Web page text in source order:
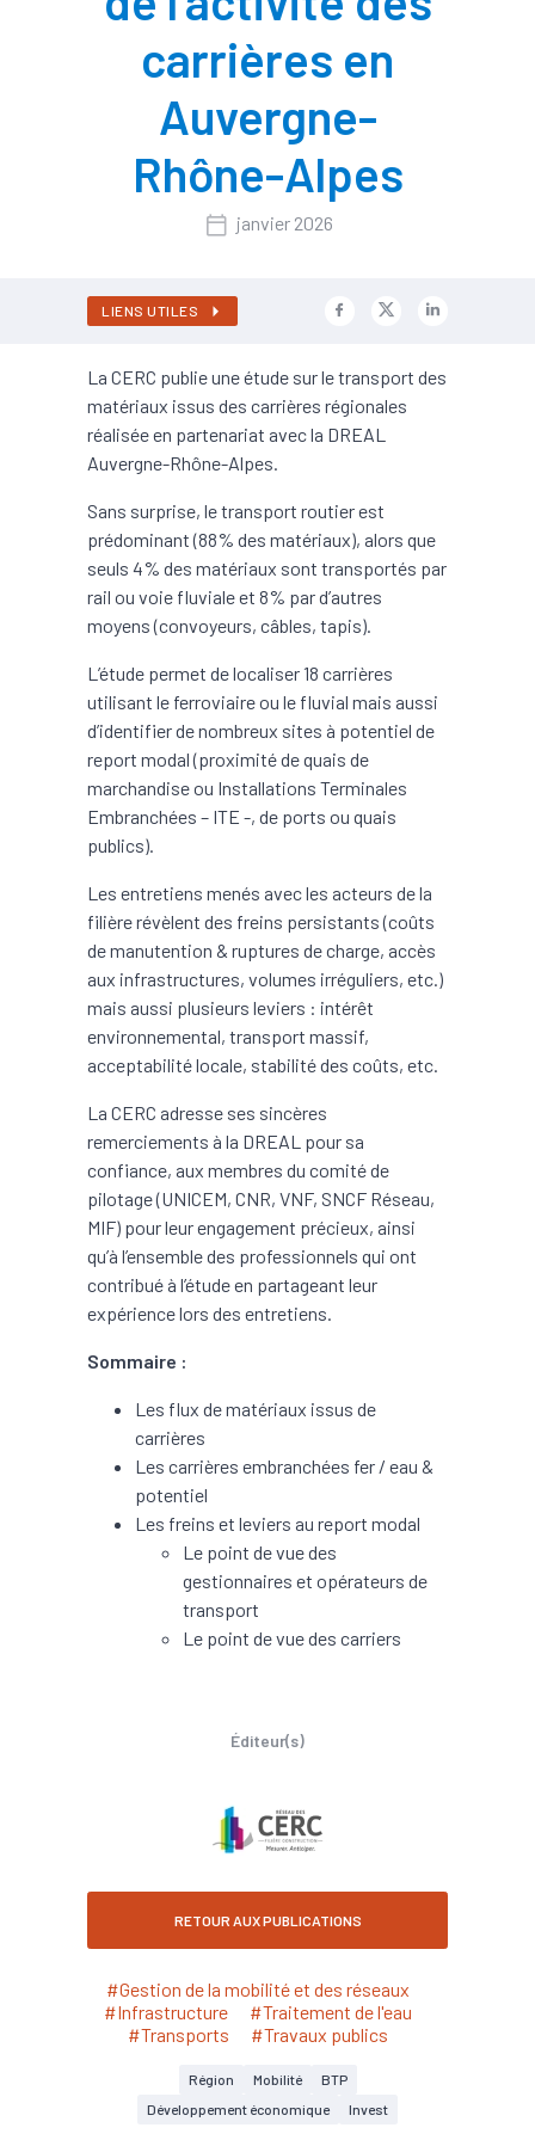
carrières en
Auvergne-
Rhône-Alpes
janvier 2026
LIENS UTILES
La CERC publie une étude sur le transport des
matériaux issus des carrières régionales
réalisée en partenariat avec la DREAL
Auvergne-Rhône-Alpes.
Sans surprise, le transport routier est
prédominant (88% des matériaux), alors que
seuls 4% des matériaux sont transportés par
rail ou voie fluviale et 8% par d’autres
moyens (convoyeurs, câbles, tapis).
L’étude permet de localiser 18 carrières
utilisant le ferroviaire ou le fluvial mais aussi
d’identifier de nombreux sites à potentiel de
report modal (proximité de quais de
marchandise ou Installations Terminales
Embranchées – ITE -, de ports ou quais
publics).
Les entretiens menés avec les acteurs de la
filière révèlent des freins persistants (coûts
de manutention & ruptures de charge, accès
aux infrastructures, volumes irréguliers, etc.)
mais aussi plusieurs leviers : intérêt
environnemental, transport massif,
acceptabilité locale, stabilité des coûts, etc.
La CERC adresse ses sincères
remerciements à la DREAL pour sa
confiance, aux membres du comité de
pilotage (UNICEM, CNR, VNF, SNCF Réseau,
MIF) pour leur engagement précieux, ainsi
qu’à l’ensemble des professionnels qui ont
contribué à l’étude en partageant leur
expérience lors des entretiens.
Sommaire :
Les flux de matériaux issus de
carrières
Les carrières embranchées fer / eau &
potentiel
Les freins et leviers au report modal
Le point de vue des
gestionnaires et opérateurs de
transport
Le point de vue des carriers
Éditeur(s)
RETOUR AUX PUBLICATIONS
#Gestion de la mobilité et des réseaux
#Infrastructure
#Traitement de l'eau
#Transports
#Travaux publics
Région Mobilité
BTP
Développement économique
Invest